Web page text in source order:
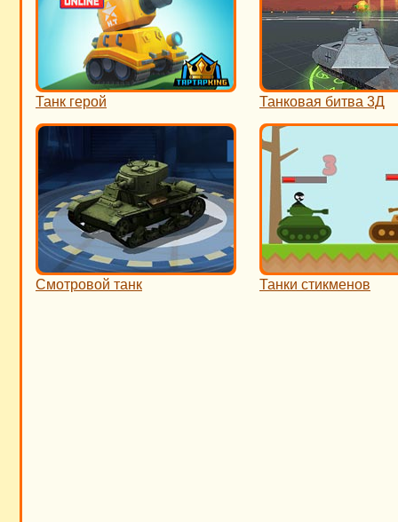
Танк герой Танковая битва 3Д
Смотровой танк Танки стикменов